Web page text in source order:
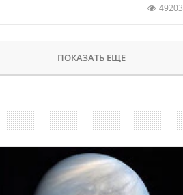
49203
ПОКАЗАТЬ ЕЩЕ